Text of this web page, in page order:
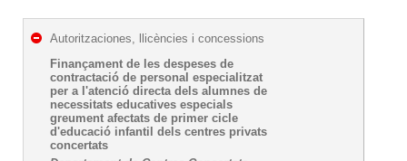
Autoritzaciones, llicències i concessions
Finançament de les despeses de
contractació de personal especialitzat
per a l'atenció directa dels alumnes de
necessitats educatives especials
greument afectats de primer cicle
d'educació infantil dels centres privats
concertats